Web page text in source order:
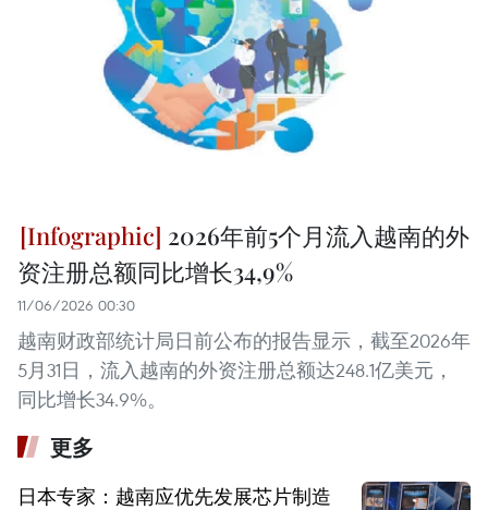
2026年前5个月流入越南的外
资注册总额同比增长34,9%
11/06/2026 00:30
越南财政部统计局日前公布的报告显示，截至2026年
5月31日，流入越南的外资注册总额达248.1亿美元，
同比增长34.9%。
更多
日本专家：越南应优先发展芯片制造